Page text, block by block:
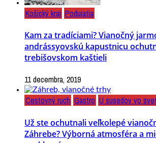
Košický kraj Podujatia
Kam za tradíciami? Vianočný
andrássyovskú kapustnicu
trebišovskom kaštieli
11 decembra, 2019
Cestovný ruch Gastro U susedov vo
Už ste ochutnali veľkolepé
Záhrebe? Výborná atmosféra a